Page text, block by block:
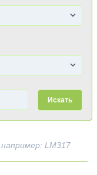
Искать
например: LM317